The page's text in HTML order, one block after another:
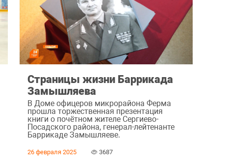
Страницы жизни Баррикада
Замышляева
В Доме офицеров микрорайона Ферма
прошла торжественная презентация
книги о почётном жителе Сергиево-
Посадского района, генерал-лейтенанте
Баррикаде Замышляеве.
26 февраля 2025 3687